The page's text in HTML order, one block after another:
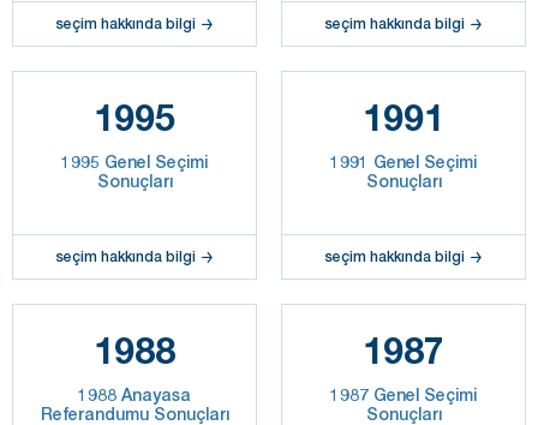
seçim hakkında bilgi seçim hakkında bilgi
1995
1995 Genel Seçimi
Sonuçları
seçim hakkında bilgi
1991
1991 Genel Seçimi
Sonuçları
seçim hakkında bilgi
1988
1988 Anayasa
Referandumu Sonuçları
1987
1987 Genel Seçimi
Sonuçları